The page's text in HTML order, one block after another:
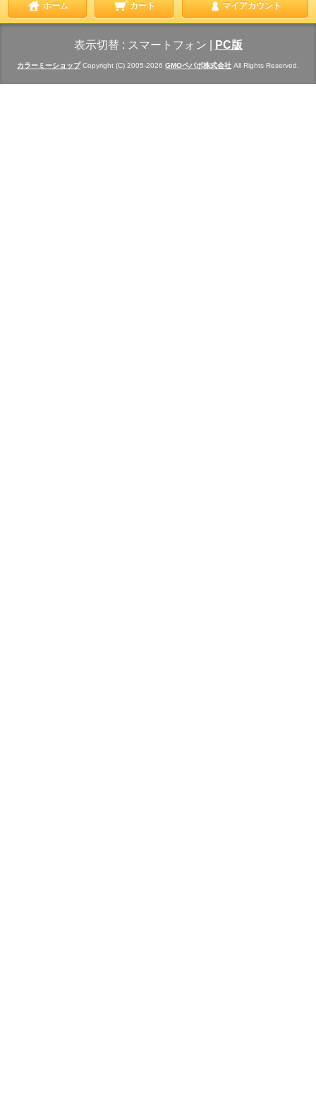
ホーム カート マイアカウント
表示切替 : スマートフォン PC版
カラーミーショップ Copyright (C) 2005-2026 GMOペパボ株式会社 All Rights Reserved.